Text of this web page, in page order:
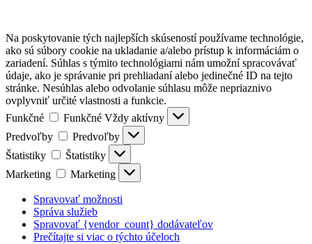
Na poskytovanie tých najlepších skúseností používame technológie,
ako sú súbory cookie na ukladanie a/alebo prístup k informáciám o
zariadení. Súhlas s týmito technológiami nám umožní spracovávať
údaje, ako je správanie pri prehliadaní alebo jedinečné ID na tejto
stránke. Nesúhlas alebo odvolanie súhlasu môže nepriaznivo
ovplyvniť určité vlastnosti a funkcie.
Funkčné
Funkčné Vždy aktívny
Predvoľby
Predvoľby
Štatistiky
Štatistiky
Marketing
Marketing
Spravovať možnosti
Správa služieb
Spravovať {vendor_count} dodávateľov
Prečítajte si viac o týchto účeloch